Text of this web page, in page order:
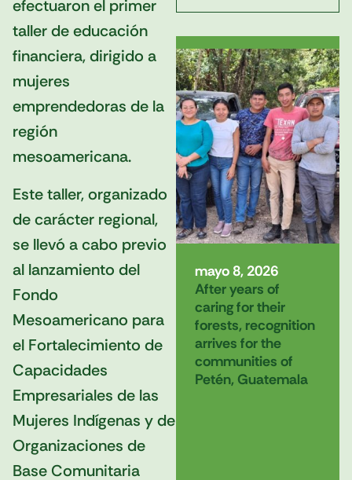
efectuaron el primer
taller de educación
financiera, dirigido a
mujeres
emprendedoras de la
región
mesoamericana.
Este taller, organizado
de carácter regional,
se llevó a cabo previo
al lanzamiento del
Fondo
Mesoamericano para
el Fortalecimiento de
Capacidades
Empresariales de las
Mujeres Indígenas y de
Organizaciones de
Base Comunitaria
mayo 8, 2026
After years of
caring for their
forests, recognition
arrives for the
communities of
Petén, Guatemala